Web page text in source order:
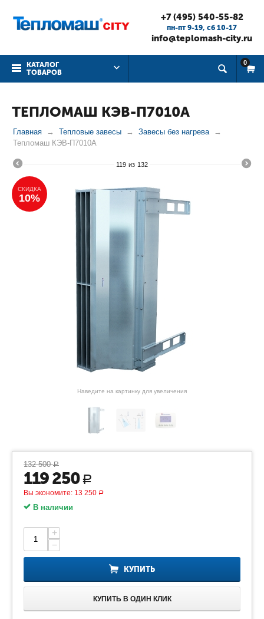
+7 (495) 540-55-82
пн-пт 9-19, cб 10-17
info@teplomash-city.ru
КАТАЛОГ
ТОВАРОВ
0
ТЕПЛОМАШ КЭВ-П7010А
Главная Тепловые завесы
Завесы без нагрева
Тепломаш КЭВ-П7010А
119 из 132
СКИДКА
10%
Наведите на картинку для увеличения
132 500 Р
119 250 Р
Вы экономите: 13 250 Р
В наличии
+
−
КУПИТЬ
КУПИТЬ В ОДИН КЛИК